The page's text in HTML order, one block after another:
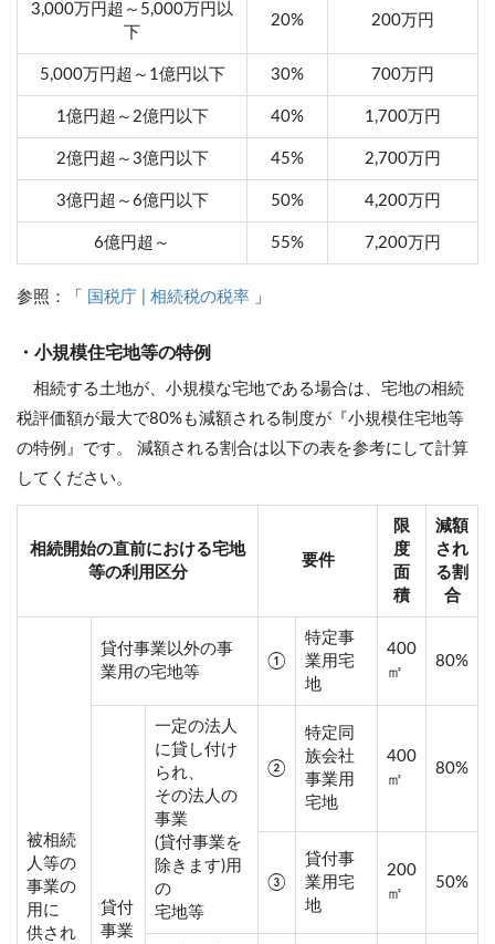
3,000万円超～5,000万円以
下
20% 200万円
5,000万円超～1億円以下 30% 700万円
1億円超～2億円以下 40% 1,700万円
2億円超～3億円以下 45% 2,700万円
3億円超～6億円以下 50% 4,200万円
6億円超～ 55% 7,200万円
参照：「 国税庁 | 相続税の税率 」
・小規模住宅地等の特例
相続する土地が、小規模な宅地である場合は、宅地の相続
税評価額が最大で80%も減額される制度が『小規模住宅地等
の特例』です。 減額される割合は以下の表を参考にして計算
してください。
相続開始の直前における宅地
等の利用区分
要件
限
度
面
積
減額
され
る割
合
被相続
人等の
事業の
用に
供され
貸付事業以外の事
業用の宅地等
①
特定事
業用宅
地
400
㎡
80%
貸付
事業
一定の法人
に貸し付け
られ、
その法人の
事業
(貸付事業を
除きます)用
の
宅地等
②
特定同
族会社
事業用
宅地
400
㎡
80%
③
貸付事
業用宅
地
200
㎡
50%